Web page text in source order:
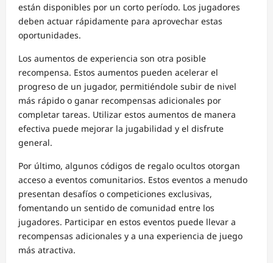
están disponibles por un corto período. Los jugadores
deben actuar rápidamente para aprovechar estas
oportunidades.
Los aumentos de experiencia son otra posible
recompensa. Estos aumentos pueden acelerar el
progreso de un jugador, permitiéndole subir de nivel
más rápido o ganar recompensas adicionales por
completar tareas. Utilizar estos aumentos de manera
efectiva puede mejorar la jugabilidad y el disfrute
general.
Por último, algunos códigos de regalo ocultos otorgan
acceso a eventos comunitarios. Estos eventos a menudo
presentan desafíos o competiciones exclusivas,
fomentando un sentido de comunidad entre los
jugadores. Participar en estos eventos puede llevar a
recompensas adicionales y a una experiencia de juego
más atractiva.